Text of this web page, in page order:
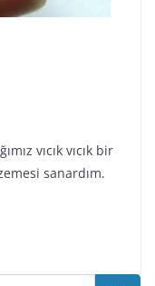
vıcık vıcık bir
sanardım.